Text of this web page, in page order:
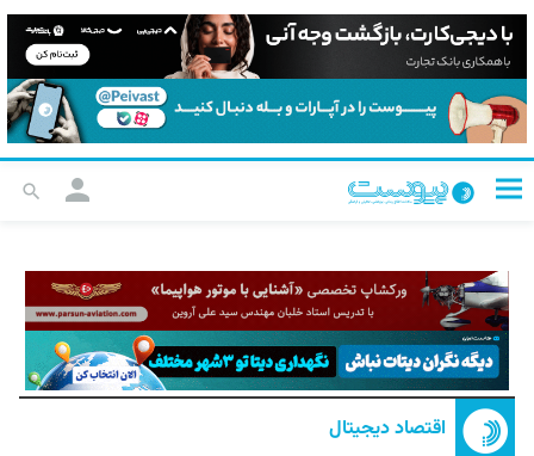
اقتصاد دیجیتال